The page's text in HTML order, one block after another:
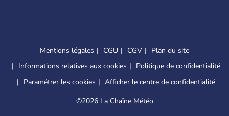
Mentions légales CGU CGV
Plan du site
Informations relatives aux cookies
Politique de confidentialité
Paramétrer les cookies
Afficher le centre de confidentialité
©2026 La Chaîne Météo